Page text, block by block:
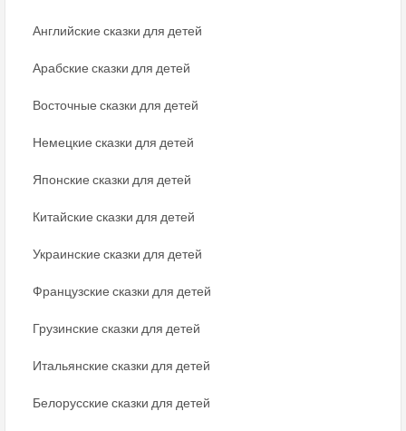
Английские сказки для детей
Арабские сказки для детей
Восточные сказки для детей
Немецкие сказки для детей
Японские сказки для детей
Китайские сказки для детей
Украинские сказки для детей
Французские сказки для детей
Грузинские сказки для детей
Итальянские сказки для детей
Белорусские сказки для детей